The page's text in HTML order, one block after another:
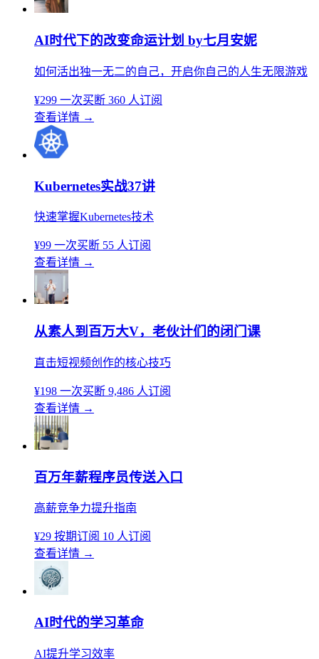
AI时代下的改变命运计划 by七月安妮
如何活出独一无二的自己，开启你自己的人生无限游戏
¥299 一次买断 360 人订阅
查看详情 →
Kubernetes实战37讲
快速掌握Kubernetes技术
¥99 一次买断 55 人订阅
查看详情 →
从素人到百万大V，老伙计们的闭门课
直击短视频创作的核心技巧
¥198 一次买断 9,486 人订阅
查看详情 →
百万年薪程序员传送入口
高薪竞争力提升指南
¥29 按期订阅 10 人订阅
查看详情 →
AI时代的学习革命
AI提升学习效率